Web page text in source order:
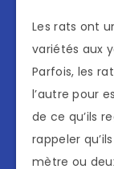
Les rats ont
variétés aux
Parfois, les
l’autre pour
de ce qu’ils
rappeler
mètre ou